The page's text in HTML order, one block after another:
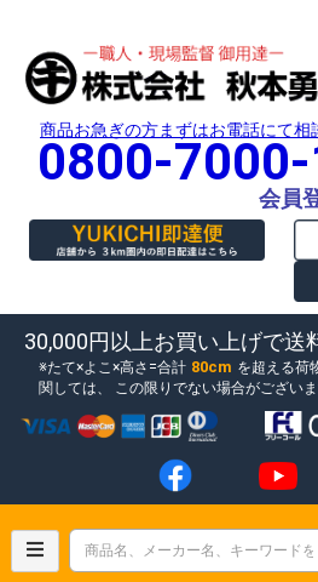
商品お急ぎの方まずはお電話にて相
0800-
会員
30,000円以上お買い上げで送
たて×よこ×高さ=合計 80cm を超える荷
関しては、
この限りでない場合がございま